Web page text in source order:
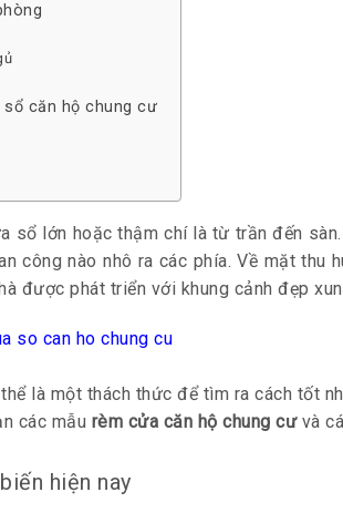
căn hộ chung cư
sổ lớn hoặc thậm chí là từ trần đến
công nào nhô ra các phía. Về mặt
được phát triển với khung cảnh đẹp
là một thách thức để tìm ra cách tốt
các mẫu rèm cửa căn hộ chung cưvà
hiện nay